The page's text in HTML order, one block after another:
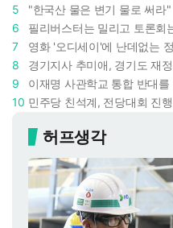
5
6
7
8
9
10
허프생각